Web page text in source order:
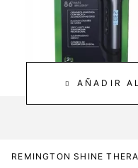
AÑADIR
REMINGTON SHINE